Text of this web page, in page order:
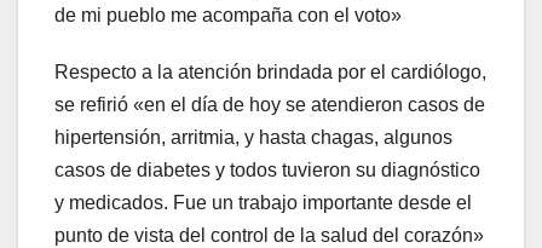
de mi pueblo me acompaña con el voto»
Respecto a la atención brindada por el cardiólogo,
se refirió «en el día de hoy se atendieron casos de
hipertensión, arritmia, y hasta chagas, algunos
casos de diabetes y todos tuvieron su diagnóstico
y medicados. Fue un trabajo importante desde el
punto de vista del control de la salud del corazón»